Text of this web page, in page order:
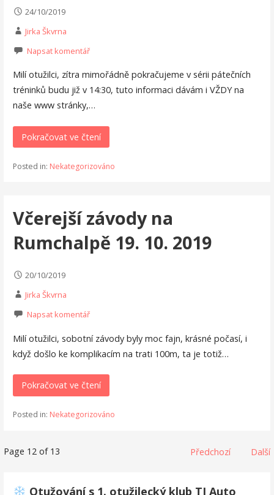
24/10/2019
Jirka Škvrna
Napsat komentář
Milí otužilci, zítra mimořádně pokračujeme v sérii pátečních
tréninků budu již v 14:30, tuto informaci dávám i VŽDY na
naše www stránky,…
Pokračovat ve čtení
Posted in: Nekategorizováno
Včerejší závody na
Rumchalpě 19. 10. 2019
20/10/2019
Jirka Škvrna
Napsat komentář
Milí otužilci, sobotní závody byly moc fajn, krásné počasí, i
když došlo ke komplikacím na trati 100m, ta je totiž…
Pokračovat ve čtení
Posted in: Nekategorizováno
Příspěvek
navigation
Page 12 of 13 Předchozí Další
Otužování s 1. otužilecký klub TJ Auto